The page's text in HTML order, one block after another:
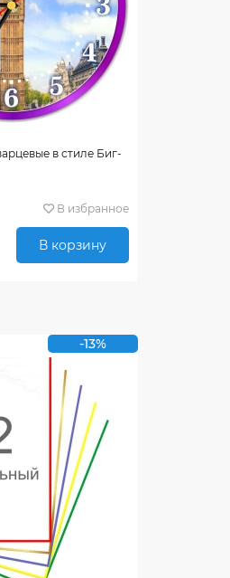
в стиле Биг-
В избранное
В корзину
-13%